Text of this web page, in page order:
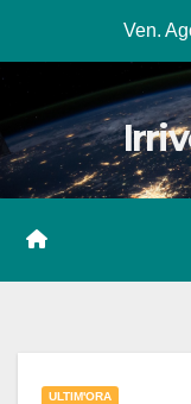
Ven.
ULTIM'ORA